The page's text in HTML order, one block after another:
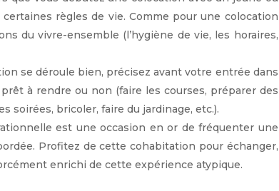
règles de vie. Comme pour une colocation
du vivre-ensemble (l’hygiène de vie, les horaires,
se déroule bien, précisez avant votre entrée dans
à rendre ou non (faire les courses, préparer des
soirées, bricoler, faire du jardinage, etc.).
est une occasion en or de fréquenter une
Profitez de cette cohabitation pour échanger,
enrichi de cette expérience atypique.